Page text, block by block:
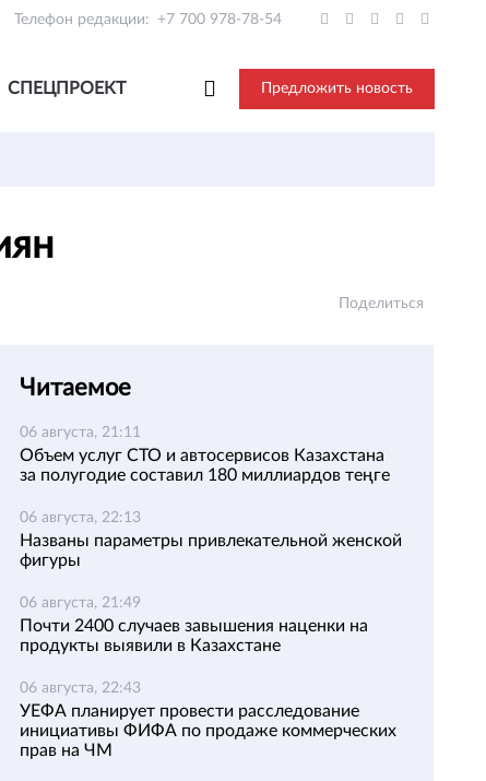
Телефон редакции: +7 700 978-78-54
СПЕЦПРОЕКТ Предложить новость
Поделиться
Читаемое
06 августа, 21:11
Объем услуг СТО и автосервисов Казахстана
за полугодие составил 180 миллиардов теңге
06 августа, 22:13
Названы параметры привлекательной женской
фигуры
06 августа, 21:49
Почти 2400 случаев завышения наценки на
продукты выявили в Казахстане
06 августа, 22:43
УЕФА планирует провести расследование
инициативы ФИФА по продаже коммерческих
прав на ЧМ